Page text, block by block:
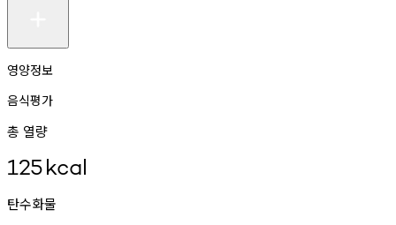
영양정보
음식평가
총 열량
125kcal
탄수화물